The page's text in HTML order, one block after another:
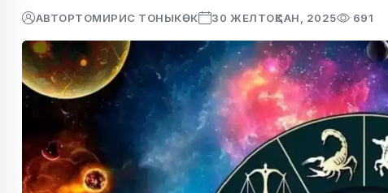
АВТОРТОМИРИС ТОНЫКӨК 30 ЖЕЛТОҚСАН, 2025 691